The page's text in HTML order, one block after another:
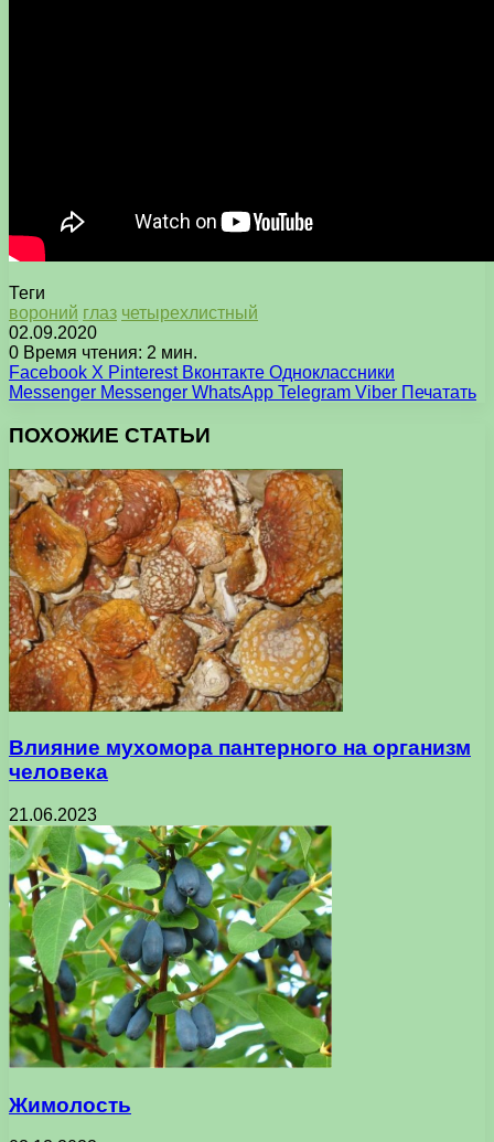
Теги
вороний глаз четырехлистный
02.09.2020
0 Время чтения: 2 мин.
Facebook X Pinterest Вконтакте Одноклассники
Messenger Messenger WhatsApp Telegram Viber Печатать
ПОХОЖИЕ СТАТЬИ
Влияние мухомора пантерного на организм
человека
21.06.2023
Жимолость